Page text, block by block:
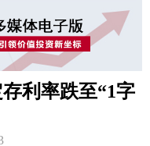
利率跌至“1字